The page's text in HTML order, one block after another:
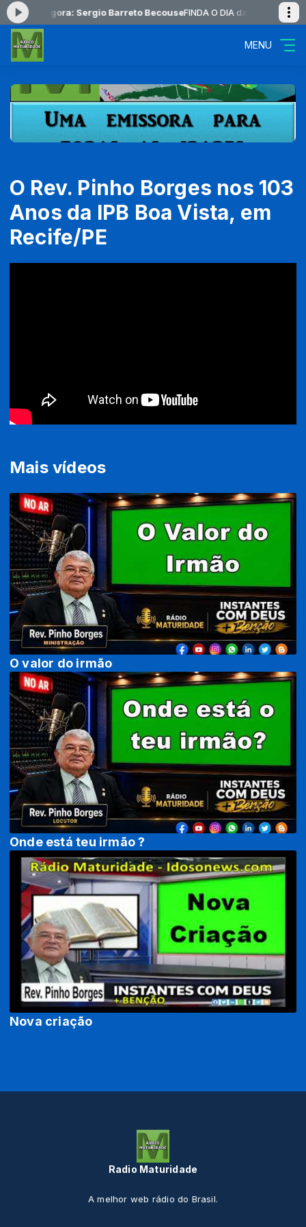
agora: Sergio Barreto BecouseFINDA O DIA das 22:00 às
MENU
O Rev. Pinho Borges nos 103
Anos da IPB Boa Vista, em
Recife/PE
Mais vídeos
O valor do irmão
Onde está teu irmão ?
Nova criação
Radio Maturidade
A melhor web rádio do Brasil.